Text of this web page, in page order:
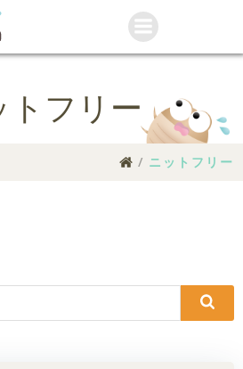
ス
トフリー
ニットフリー